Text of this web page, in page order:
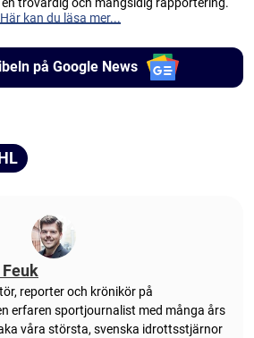
Här kan du läsa mer...
på Google News
reporter och krönikör på
erfaren sportjournalist med många års
våra största, svenska idrottsstjärnor